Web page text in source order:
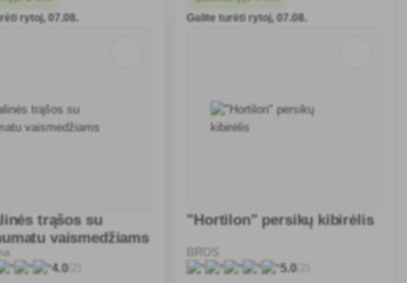
rytoj, 07.08.
trąšos su
vaismedžiams
4.0(2)
Galite turėti rytoj, 07.08.
"Hortilon" persikų kibirėlis
5.0(2)